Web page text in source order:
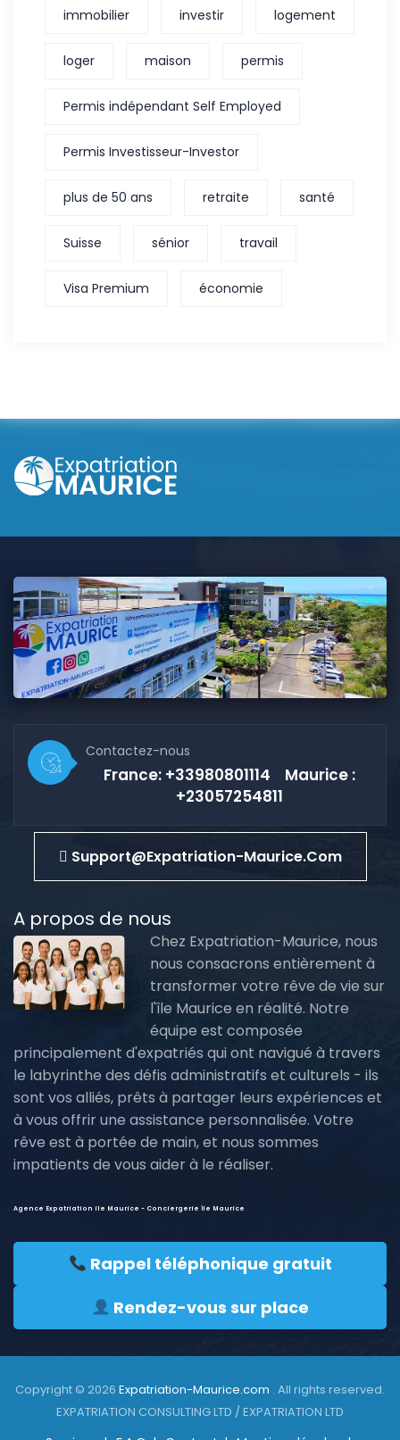
immobilier investir logement
loger maison permis
Permis indépendant Self Employed
Permis Investisseur-Investor
plus de 50 ans retraite santé
Suisse sénior travail
Visa Premium économie
Contactez-nous
France: +33980801114 Maurice :
+23057254811
Support@expatriation-Maurice.com
A propos de nous
Chez Expatriation-Maurice, nous
nous consacrons entièrement à
transformer votre rêve de vie sur
l'île Maurice en réalité. Notre
équipe est composée
principalement d'expatriés qui ont navigué à travers
le labyrinthe des défis administratifs et culturels - ils
sont vos alliés, prêts à partager leurs expériences et
à vous offrir une assistance personnalisée. Votre
rêve est à portée de main, et nous sommes
impatients de vous aider à le réaliser.
Agence Expatriation ile Maurice - Conciergerie île Maurice
Rappel téléphonique gratuit
Rendez-vous sur place
Copyright © 2026 Expatriation-Maurice.com . All rights reserved.
EXPATRIATION CONSULTING LTD / EXPATRIATION LTD